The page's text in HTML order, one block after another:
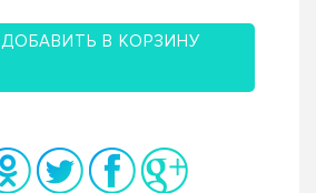
ДОБАВИТЬ В КОРЗИНУ